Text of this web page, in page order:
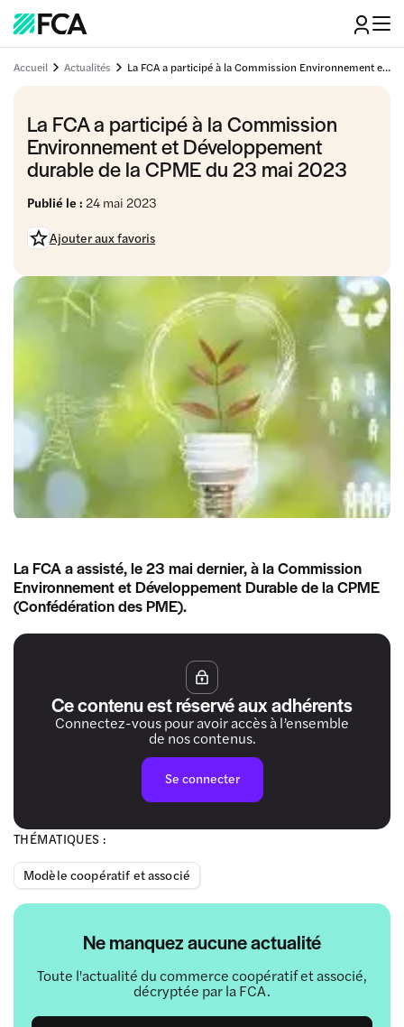
Accueil Actualités La FCA a participé à la Commission Environnement et Développement durable de la CPME du 23 mai 2023
La FCA a participé à la Commission
Environnement et Développement
durable de la CPME du 23 mai 2023
Publié le : 24 mai 2023
Ajouter aux favoris
THÉMATIQUES :
Modèle coopératif et associé
Ne manquez aucune actualité
Toute l'actualité du commerce coopératif et associé,
décryptée par la FCA.
La FCA a assisté, le 23 mai dernier, à la Commission
Environnement et Développement Durable de la CPME
(Confédération des PME).
Ce contenu est réservé aux adhérents
Connectez-vous pour avoir accès à l’ensemble
de nos contenus.
Se connecter